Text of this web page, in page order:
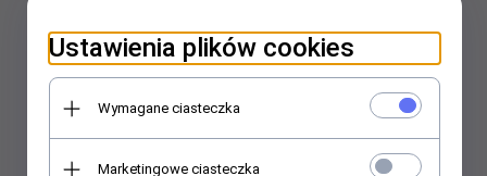
Ustawienia plików cookies
Wymagane ciasteczka
Marketingowe ciasteczka